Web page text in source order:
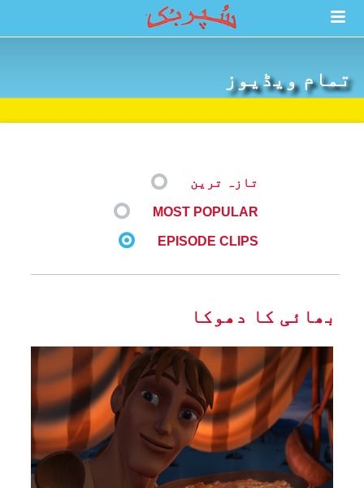
تمام ویڈیوز
تازہ ترین
MOST POPULAR
EPISODE CLIPS
بھائی کا دھوکا